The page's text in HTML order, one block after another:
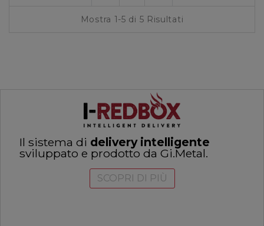
Mostra 1-5 di 5 Risultati
Il sistema di delivery intelligente
sviluppato e prodotto da Gi.Metal.
SCOPRI DI PIÙ